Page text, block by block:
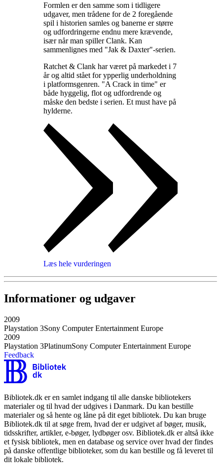
Formlen er den samme som i tidligere
udgaver, men trådene for de 2 foregående
spil i historien samles og banerne er større
og udfordringerne endnu mere krævende,
især når man spiller Clank. Kan
sammenlignes med "Jak & Daxter"-serien.
Ratchet & Clank har været på markedet i 7
år og altid stået for ypperlig underholdning
i platformsgenren. "A Crack in time" er
både hyggelig, flot og udfordrende og
måske den bedste i serien. Et must have på
hylderne.
Læs hele vurderingen
Informationer og udgaver
2009
Playstation 3Sony Computer Entertainment Europe
2009
Playstation 3PlatinumSony Computer Entertainment Europe
Feedback
Bibliotek.dk er en samlet indgang til alle danske bibliotekers
materialer og til hvad der udgives i Danmark. Du kan bestille
materialer og så hente og låne på dit eget bibliotek. Du kan bruge
Bibliotek.dk til at søge frem, hvad der er udgivet af bøger, musik,
tidsskrifter, artikler, e-bøger, lydbøger osv. Bibliotek.dk er altså ikke
et fysisk bibliotek, men en database og service over hvad der findes
på danske offentlige biblioteker, som du kan bestille og få leveret til
dit lokale bibliotek.